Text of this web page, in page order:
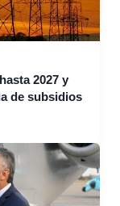
2027 y
de subsidios